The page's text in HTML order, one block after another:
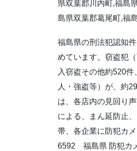
県双葉郡川内町,福島
島県双葉郡葛尾町,福
福島県の刑法犯認知
めています。窃盗犯
入窃盗その他約520
人・強盗等）が、約
は、各店内の見回り
による、まん延防止
帯、各企業に防犯カ
6592 福島県 防犯カ